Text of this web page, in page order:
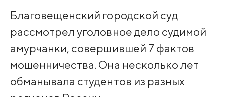
Благовещенский городской суд
рассмотрел уголовное дело судимой
амурчанки, совершившей 7 фактов
мошенничества. Она несколько лет
обманывала студентов из разных